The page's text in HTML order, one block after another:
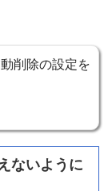
削除の設定を
ないように